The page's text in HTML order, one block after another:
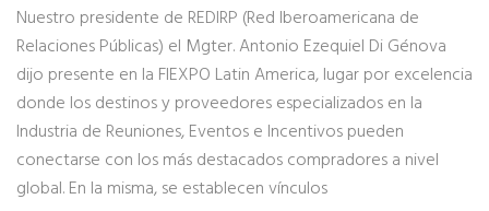
Nuestro presidente de REDIRP (Red Iberoamericana de
Relaciones Públicas) el Mgter. Antonio Ezequiel Di Génova
dijo presente en la FIEXPO Latin America, lugar por excelencia
donde los destinos y proveedores especializados en la
Industria de Reuniones, Eventos e Incentivos pueden
conectarse con los más destacados compradores a nivel
global. En la misma, se establecen vínculos